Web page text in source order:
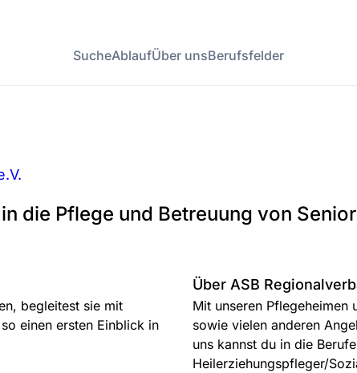
SucheAblaufÜber unsBerufsfelder
die Pflege und Betreuung von
begleitest sie mit
einen ersten Einblick in
Über ASB
Mit unseren Pflegeheimen
sowie vielen anderen
uns kannst du in die
Heilerziehungspfleger/